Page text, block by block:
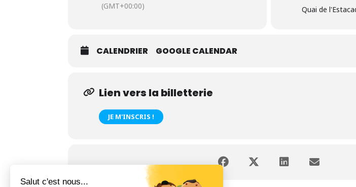
(GMT+00:00)
Quai de
CALENDRIER GOOGLE CALENDAR
Lien vers la billetterie
JE M'INSCRIS !